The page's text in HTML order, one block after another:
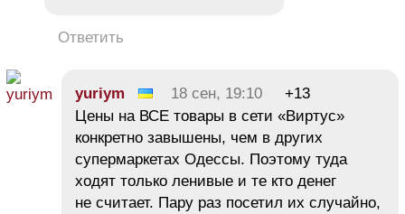
Ответить
yuriym 18 сен, 19:10
+13
Цены на ВСЕ товары в сети «Виртус»
конкретно завышены, чем в других
супермаркетах Одессы. Поэтому туда
ходят только ленивые и те кто денег
не считает. Пару раз посетил их случайно,